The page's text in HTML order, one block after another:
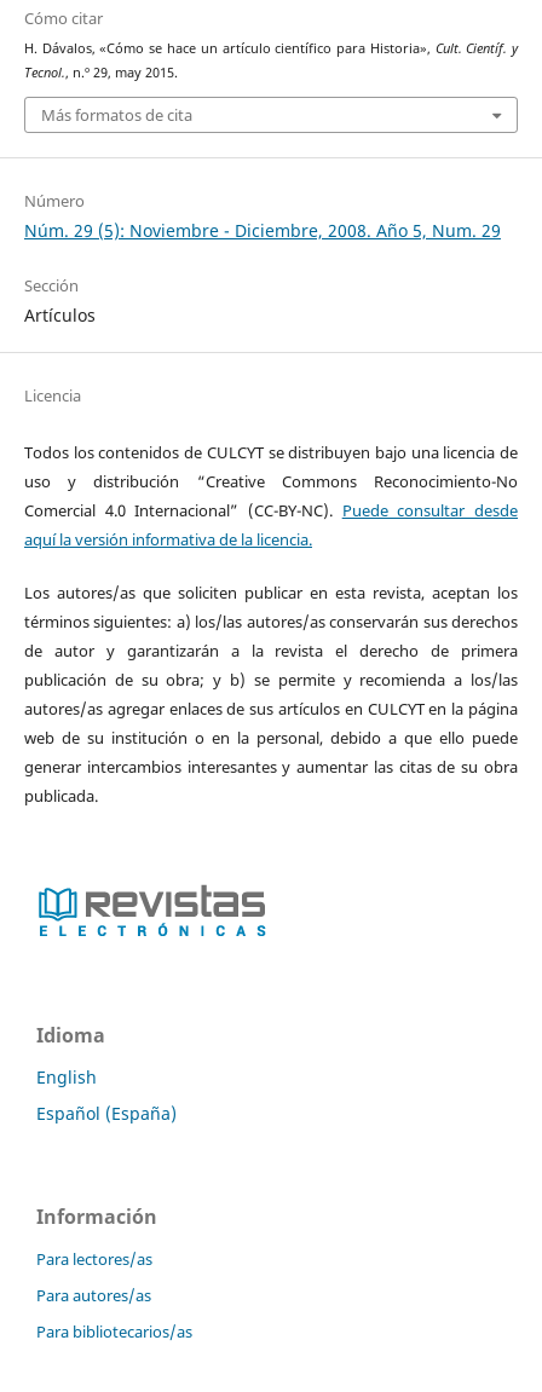
Cómo citar
H. Dávalos, «Cómo se hace un artículo científico para Historia», Cult. Científ. y
Tecnol., n.º 29, may 2015.
Más formatos de cita
Número
Núm. 29 (5): Noviembre - Diciembre, 2008. Año 5, Num. 29
Sección
Artículos
Licencia
Todos los contenidos de CULCYT se distribuyen bajo una licencia de
uso y distribución “Creative Commons Reconocimiento-No
Comercial 4.0 Internacional” (CC-BY-NC). Puede consultar desde
aquí la versión informativa de la licencia.
Los autores/as que soliciten publicar en esta revista, aceptan los
términos siguientes: a) los/las autores/as conservarán sus derechos
de autor y garantizarán a la revista el derecho de primera
publicación de su obra; y b) se permite y recomienda a los/las
autores/as agregar enlaces de sus artículos en CULCYT en la página
web de su institución o en la personal, debido a que ello puede
generar intercambios interesantes y aumentar las citas de su obra
publicada.
Idioma
English
Español (España)
Información
Para lectores/as
Para autores/as
Para bibliotecarios/as